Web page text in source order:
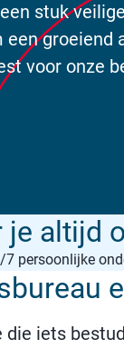
stuk
groeiend
voor onze
altijd
7 persoonlijke
iets